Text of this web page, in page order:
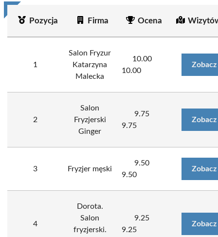
Pozycja Firma Ocena
1
Salon Fryzur
Katarzyna
Malecka
10.00
10.00
2
Salon
Fryzjerski
Ginger
9.75
9.75
3 Fryzjer męski
9.50
9.50
4
Dorota.
Salon
fryzjerski.
9.25
9.25